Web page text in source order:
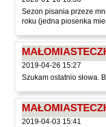
Holden Gojtowski
Hrynacz Tomasz
Jakób Lech M.
Jakubowski Jarosław
Jakubowski Paweł
Jasina Zbigniew
Sezon pisania przeze
roku (jedna piosenka
2019-04-26 15:27
Szukam ostatnio słowa.
2019-04-03 15:41